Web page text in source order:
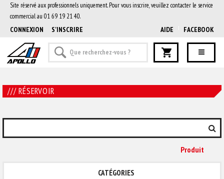
Site réservé aux professionnels uniquement. Pour vous inscrire, veuillez contacter le service
commercial au 01 69 19 21 40.
CONNEXION S'INSCRIRE AIDE FACEBOOK
/// RÉSERVOIR
Produit
CATÉGORIES